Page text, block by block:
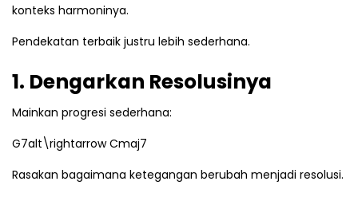
konteks harmoninya.
Pendekatan terbaik justru lebih sederhana.
1. Dengarkan Resolusinya
Mainkan progresi sederhana:
G7alt\rightarrow Cmaj7
Rasakan bagaimana ketegangan berubah menjadi resolusi.